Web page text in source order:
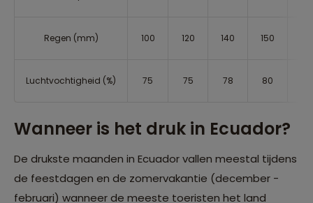
Regen (mm) 100 120 140 150
Luchtvochtigheid (%) 75 75 78 80
Wanneer is het druk in Ecuador?
De drukste maanden in Ecuador vallen meestal tijdens
de feestdagen en de zomervakantie (december -
februari) wanneer de meeste toeristen het land